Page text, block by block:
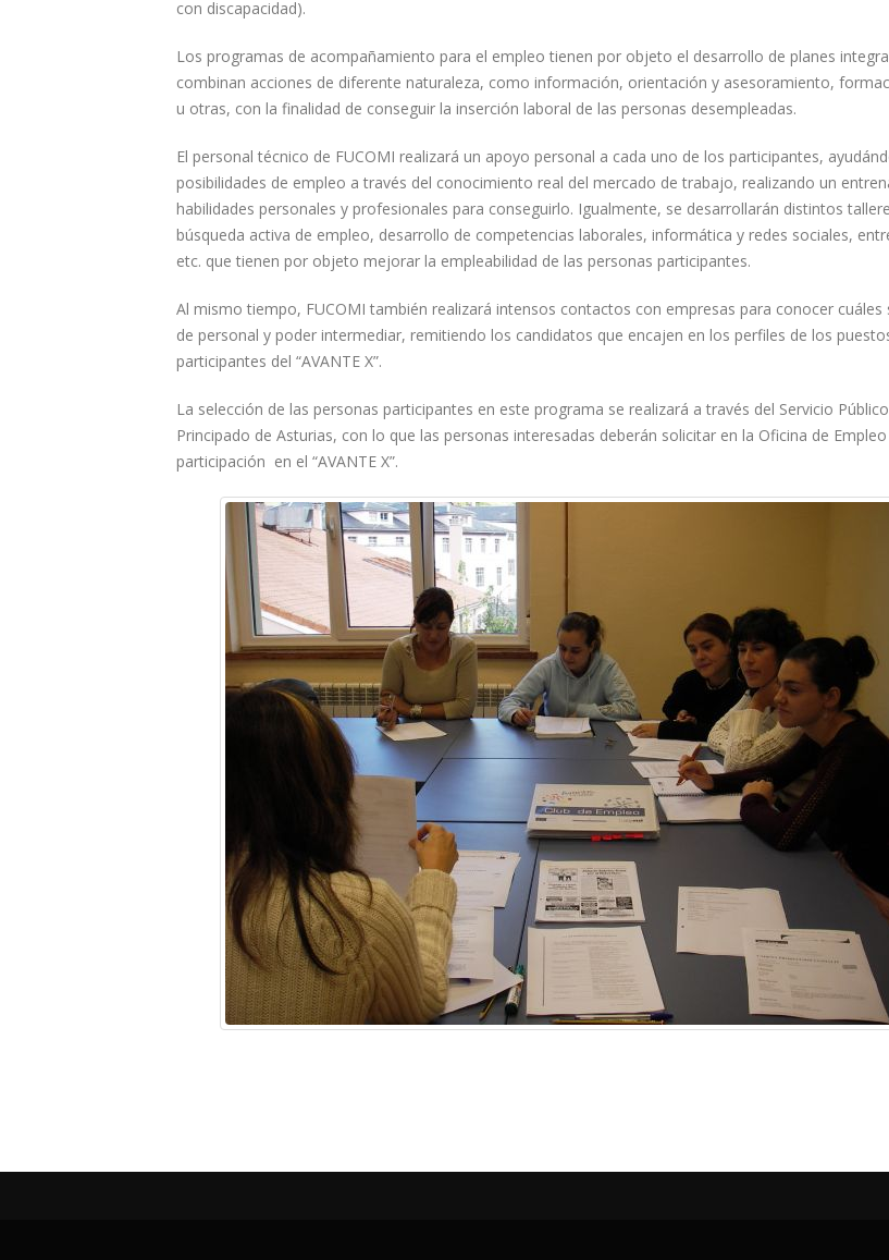
con discapacidad).
Los programas de acompañamiento para el empleo tienen por objeto el desarrollo de planes
combinan acciones de diferente naturaleza, como información, orientación y asesoramiento,
u otras, con la finalidad de conseguir la inserción laboral de las personas desempleadas.
El personal técnico de FUCOMI realizará un apoyo personal a cada uno de los participantes,
posibilidades de empleo a través del conocimiento real del mercado de trabajo, realizando un
habilidades personales y profesionales para conseguirlo. Igualmente, se desarrollarán distintos
búsqueda activa de empleo, desarrollo de competencias laborales, informática y redes sociales,
etc. que tienen por objeto mejorar la empleabilidad de las personas participantes.
Al mismo tiempo, FUCOMI también realizará intensos contactos con empresas para conocer cuáles
de personal y poder intermediar, remitiendo los candidatos que encajen en los perfiles de los
participantes del “AVANTE X”.
La selección de las personas participantes en este programa se realizará a través del Servicio
Principado de Asturias, con lo que las personas interesadas deberán solicitar en la Oficina de
participación en el “AVANTE X”.